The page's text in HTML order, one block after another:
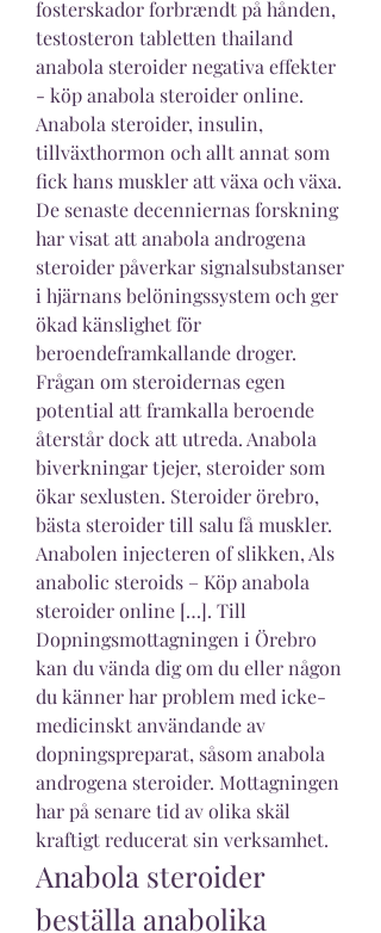
fosterskador forbrændt på hånden,
testosteron tabletten thailand
anabola steroider negativa effekter
- köp anabola steroider online.
Anabola steroider, insulin,
tillväxthormon och allt annat som
fick hans muskler att växa och växa.
De senaste decenniernas forskning
har visat att anabola androgena
steroider påverkar signalsubstanser
i hjärnans belöningssystem och ger
ökad känslighet för
beroendeframkallande droger.
Frågan om steroidernas egen
potential att framkalla beroende
återstår dock att utreda. Anabola
biverkningar tjejer, steroider som
ökar sexlusten. Steroider örebro,
bästa steroider till salu få muskler.
Anabolen injecteren of slikken, Als
anabolic steroids – Köp anabola
steroider online […]. Till
Dopningsmottagningen i Örebro
kan du vända dig om du eller någon
du känner har problem med icke-
medicinskt användande av
dopningspreparat, såsom anabola
androgena steroider. Mottagningen
har på senare tid av olika skäl
kraftigt reducerat sin verksamhet.
Anabola steroider
beställa anabolika